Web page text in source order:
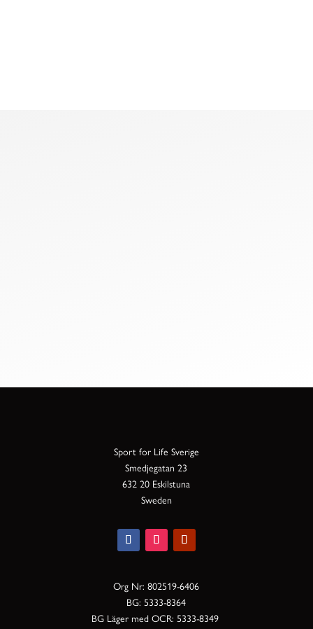
Sport for Life Sverige
Smedjegatan 23
632 20 Eskilstuna
Sweden
Org Nr: 802519-6406
BG: 5333-8364
BG Läger med OCR: 5333-8349